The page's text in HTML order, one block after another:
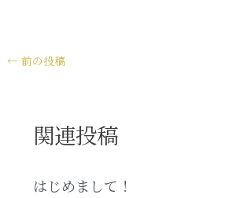
← 前の投稿
関連投稿
はじめまして！